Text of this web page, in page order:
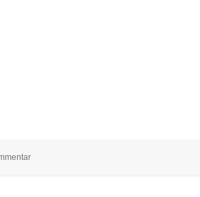
zu WR 013 Die Wilde 13 mit Ketchup und